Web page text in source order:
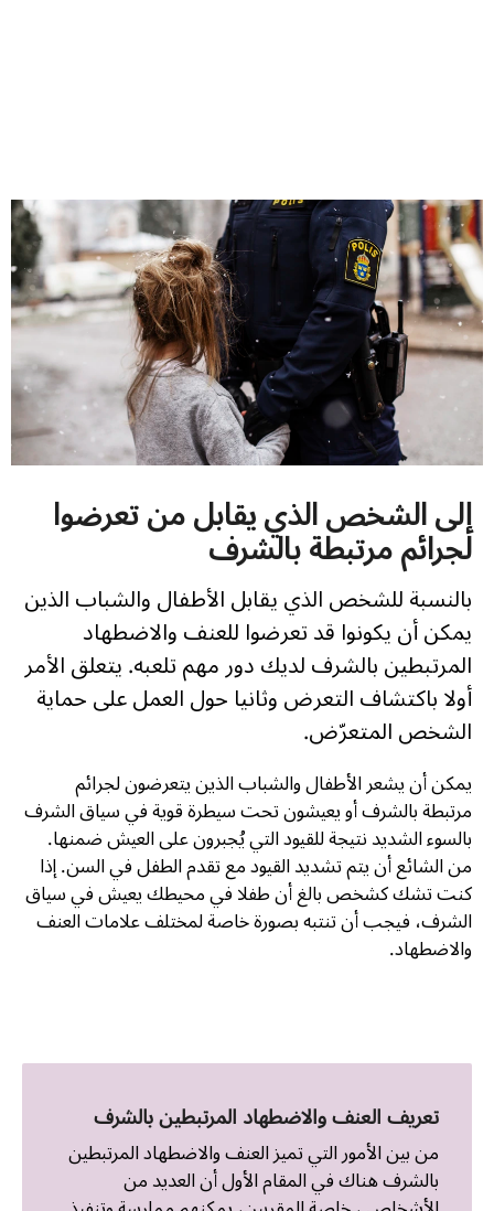
إلى الشخص الذي يقابل من تعرضوا
لجرائم مرتبطة بالشرف
بالنسبة للشخص الذي يقابل الأطفال والشباب الذين
يمكن أن يكونوا قد تعرضوا للعنف والاضطهاد
المرتبطين بالشرف لديك دور مهم تلعبه. يتعلق الأمر
أولا باكتشاف التعرض وثانيا حول العمل على حماية
الشخص المتعرّض.
يمكن أن يشعر الأطفال والشباب الذين يتعرضون لجرائم
مرتبطة بالشرف أو يعيشون تحت سيطرة قوية في سياق الشرف
بالسوء الشديد نتيجة للقيود التي يُجبرون على العيش ضمنها.
من الشائع أن يتم تشديد القيود مع تقدم الطفل في السن. إذا
كنت تشك كشخص بالغ أن طفلا في محيطك يعيش في سياق
الشرف، فيجب أن تنتبه بصورة خاصة لمختلف علامات العنف
والاضطهاد.
تعريف العنف والاضطهاد المرتبطين بالشرف
من بين الأمور التي تميز العنف والاضطهاد المرتبطين
بالشرف هناك في المقام الأول أن العديد من